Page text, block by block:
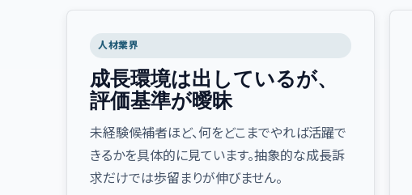
人材業界
成長環境は出しているが、
評価基準が曖昧
未経験候補者ほど、何をどこまでやれば活躍で
きるかを具体的に見ています。抽象的な成長訴
求だけでは歩留まりが伸びません。